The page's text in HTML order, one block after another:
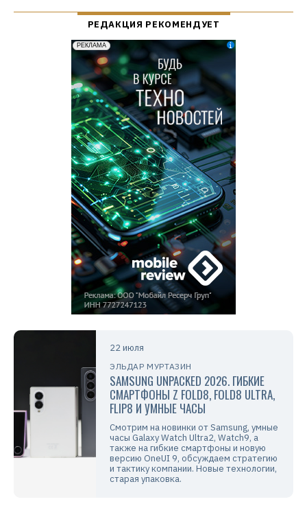
22 июля
ЭЛЬДАР МУРТАЗИН
SAMSUNG UNPACKED 2026. ГИБКИЕ
СМАРТФОНЫ Z FOLD8, FOLD8 ULTRA,
FLIP8 И УМНЫЕ ЧАСЫ
Смотрим на новинки от Samsung, умные
часы Galaxy Watch Ultra2, Watch9, а
также на гибкие смартфоны и новую
версию OneUI 9, обсуждаем стратегию
и тактику компании. Новые технологии,
старая упаковка.